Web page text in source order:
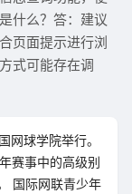
什么？答：建议
页面提示进行浏
式可能存在调
网球学院举行。
赛事中的高级别
国际网联青少年